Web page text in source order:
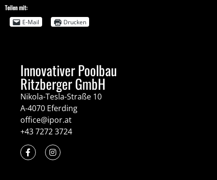
Teilen mit:
E-Mail
Drucken
Innovativer Poolbau
Ritzberger GmbH
Nikola-Tesla-Straße 10
A-4070 Eferding
office@ipor.at
+43 7272 3724